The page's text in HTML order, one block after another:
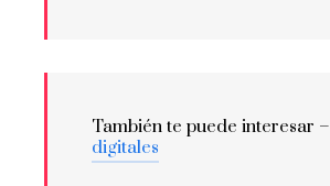
También te puede interesar –
digitales